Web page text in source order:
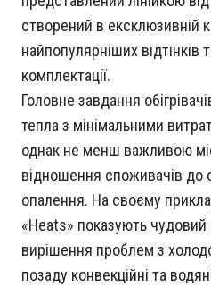
створений в ексклюзивній
найпопулярніших відтінків
комплектації.
Головне завдання
тепла з мінімальними
однак не менш важливою
відношення споживачів до
опалення. На своєму
«Heats» показують
вирішення проблем з
позаду конвекційні та